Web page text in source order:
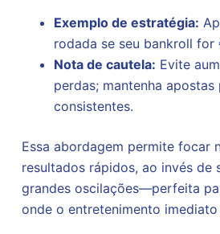
Exemplo de estratégia:
rodada se seu bankroll for
Nota de cautela: Evite
perdas; mantenha apostas
consistentes.
Essa abordagem permite focar
resultados rápidos, ao invés de
grandes oscilações—perfeita
onde o entretenimento